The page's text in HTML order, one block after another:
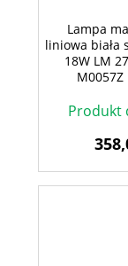
Lampa
liniowa biała
18W LM
Produkt